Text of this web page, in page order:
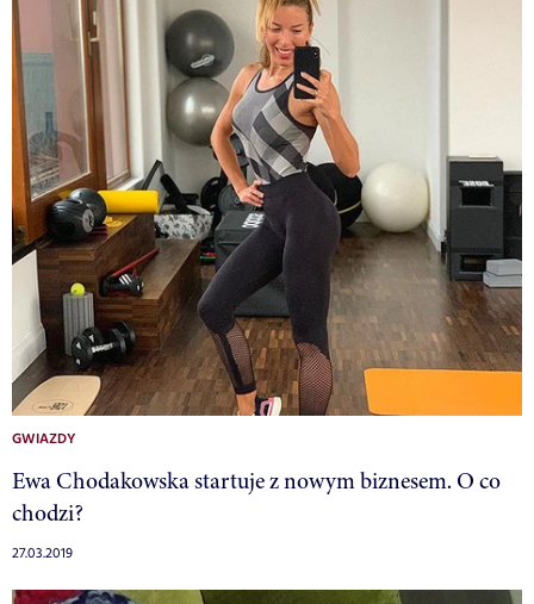
GWIAZDY
Ewa Chodakowska startuje z nowym biznesem. O co
chodzi?
27.03.2019